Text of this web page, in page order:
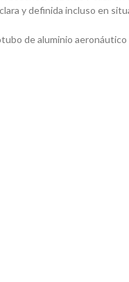
y definida incluso en
de aluminio